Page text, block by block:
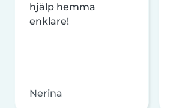
hjälp hemma
enklare!
Nerina